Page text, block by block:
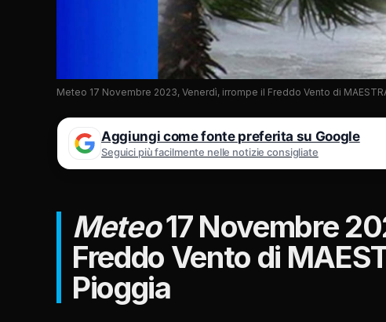
Meteo 17 Novembre 2023, Venerdì, irrompe il Freddo Vento di
Aggiungi come fonte preferita su Google
Seguici più facilmente nelle notizie consigliate
Meteo17 Novembre
Freddo Vento di
Pioggia